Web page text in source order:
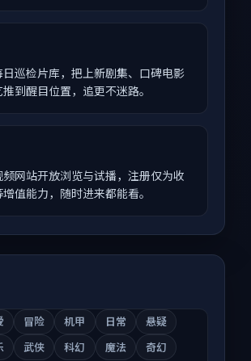
巡检片库，把上新剧集、口碑电影
到醒目位置，追更不迷路。
网站开放浏览与试播，注册仅为收
值能力，随时进来都能看。
冒险 机甲 日常
悬疑
武侠 科幻 魔法
奇幻